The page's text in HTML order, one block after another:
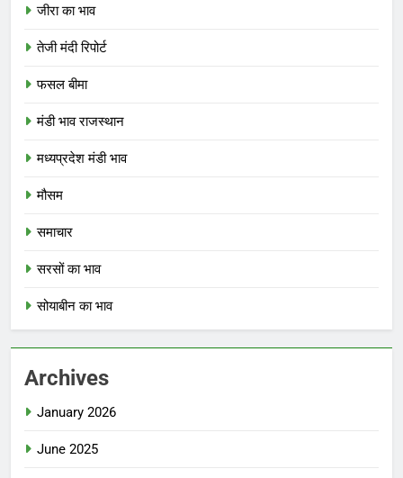
जीरा का भाव
तेजी मंदी रिपोर्ट
फसल बीमा
मंडी भाव राजस्थान
मध्यप्रदेश मंडी भाव
मौसम
समाचार
सरसों का भाव
सोयाबीन का भाव
Archives
January 2026
June 2025